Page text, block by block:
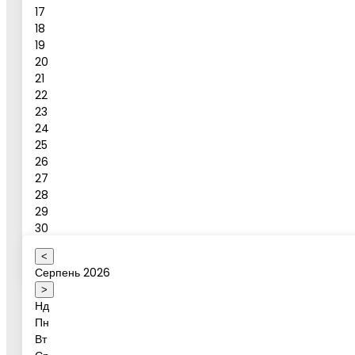
17
18
19
20
21
22
23
24
25
26
27
28
29
30
31
Оберіть коректну дату
Повідомлення
Бронювання активності
Ваше ім'я
<
Серпень 2026
>
Нд
Пн
Вт
Дата активності